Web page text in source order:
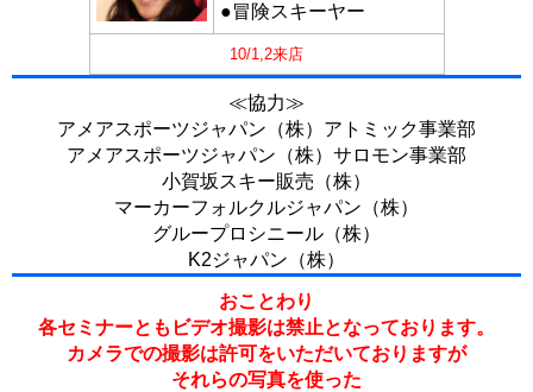
●冒険スキーヤー
10/1,2来店
≪協力≫
アメアスポーツジャパン（株）アトミック事業部
アメアスポーツジャパン（株）サロモン事業部
小賀坂スキー販売（株）
マーカーフォルクルジャパン（株）
グループロシニール（株）
K2ジャパン（株）
おことわり
各セミナーともビデオ撮影は禁止となっております。
カメラでの撮影は許可をいただいておりますが
それらの写真を使った